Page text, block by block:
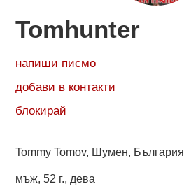
Tomhunter
напиши писмо
добави в контакти
блокирай
Tommy Tomov, Шумен, България
мъж,52 г., дева